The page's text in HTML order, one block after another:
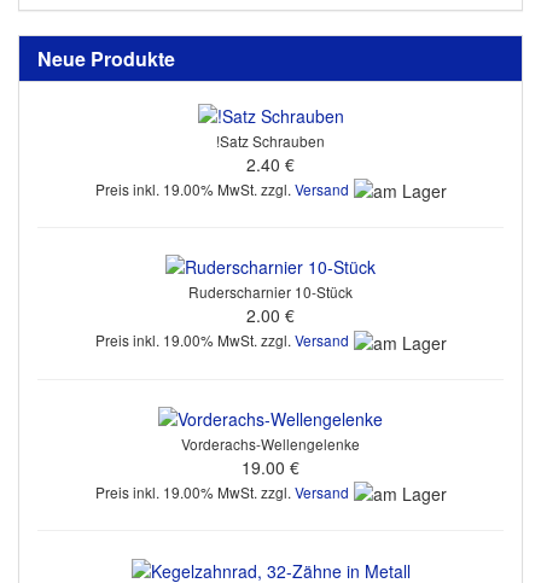
Neue Produkte
!Satz Schrauben
2.40 €
Preis inkl. 19.00% MwSt. zzgl. Versand
Ruderscharnier 10-Stück
2.00 €
Preis inkl. 19.00% MwSt. zzgl. Versand
Vorderachs-Wellengelenke
19.00 €
Preis inkl. 19.00% MwSt. zzgl. Versand